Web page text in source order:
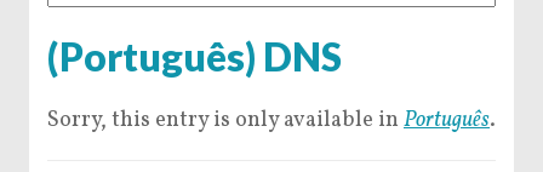
(Português) DNS
Sorry, this entry is only available in Português.